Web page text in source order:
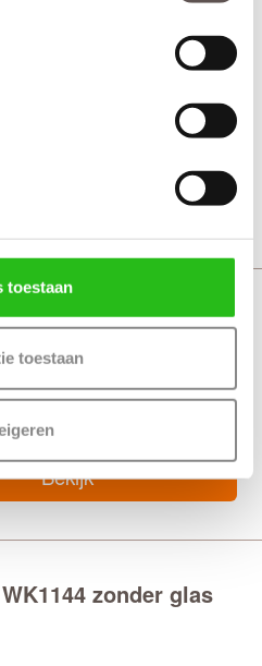
toestaan
toestaan
WK1143 Zonder glas
Vanaf € 1978,-
Blank
Bekijk
zonder glas